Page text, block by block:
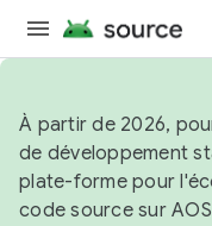
À partir de 2026,
de développement
plate-forme pour
code source sur